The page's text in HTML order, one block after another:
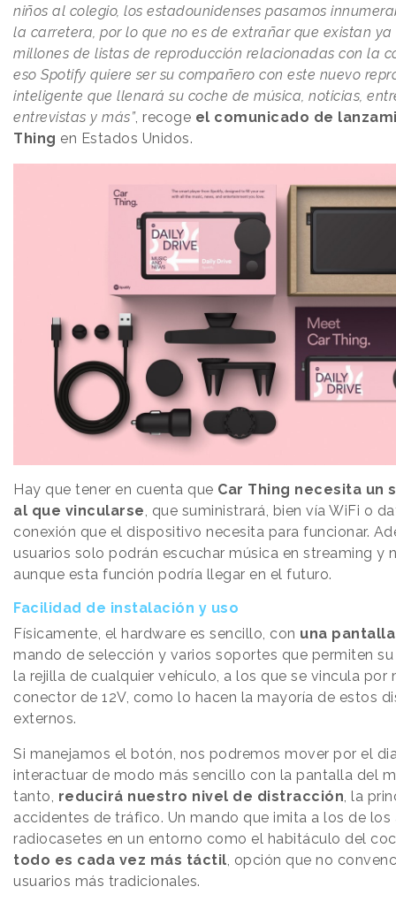
niños al colegio, los estadounidenses pasamos
la carretera, por lo que no es de extrañar que existan ya
millones de listas de reproducción relacionadas con la
eso Spotify quiere ser su compañero con este nuevo
inteligente que llenará su coche de música, noticias,
entrevistas y más”, recoge el comunicado de
Thing en Estados Unidos.
Hay que tener en cuenta que Car Thing necesita un
al que vincularse, que suministrará, bien vía WiFi o
conexión que el dispositivo necesita para funcionar.
usuarios solo podrán escuchar música en streaming y
aunque esta función podría llegar en el futuro.
Facilidad de instalación y uso
Físicamente, el hardware es sencillo, con una
mando de selección y varios soportes que permiten
la rejilla de cualquier vehículo, a los que se vincula por
conector de 12V, como lo hacen la mayoría de estos
externos.
Si manejamos el botón, nos podremos mover por el
interactuar de modo más sencillo con la pantalla del
tanto, reducirá nuestro nivel de distracción, la
accidentes de tráfico. Un mando que imita a los de los
radiocasetes en un entorno como el habitáculo del
todo es cada vez más táctil, opción que no
usuarios más tradicionales.